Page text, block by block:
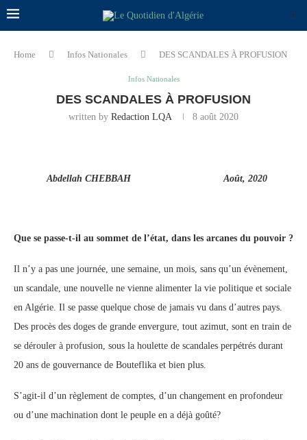
Home Infos Nationales DES SCANDALES À PROFUSION
Infos Nationales
DES SCANDALES À PROFUSION
written by Redaction LQA 8 août 2020
Abdellah CHEBBAH Août, 2020
Que se passe-t-il au sommet de l’état, dans les arcanes du pouvoir ?
Il n’y a pas une journée, une semaine, un mois, sans qu’un évènement,
un scandale, une nouvelle ne vienne alimenter la vie politique et sociale
en Algérie. Il se passe quelque chose de jamais vu dans d’autres pays.
Des procès des doges de grande envergure, tout azimut, sont en train de
se dérouler à profusion, sous la houlette de scandales perpétrés durant
20 ans de gouvernance de Bouteflika et bien plus.
S’agit-il d’un règlement de comptes, d’un changement en profondeur
ou d’une machination dont le peuple en a déjà goûté?